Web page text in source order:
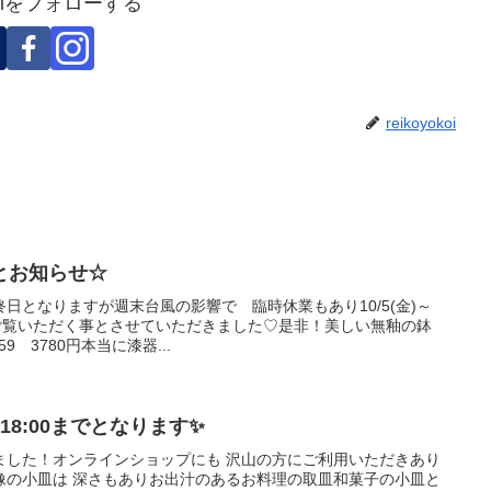
reikoyokoi
お知らせ☆
となりますが週末台風の影響で 臨時休業もあり10/5(金)～
いただく事とさせていただきました♡是非！美しい無釉の鉢
3780円本当に漆器...
最終日18:00までとなります✨
た！オンラインショップにも 沢山の方にご利用いただきあり
小皿は 深さもありお出汁のあるお料理の取皿和菓子の小皿と